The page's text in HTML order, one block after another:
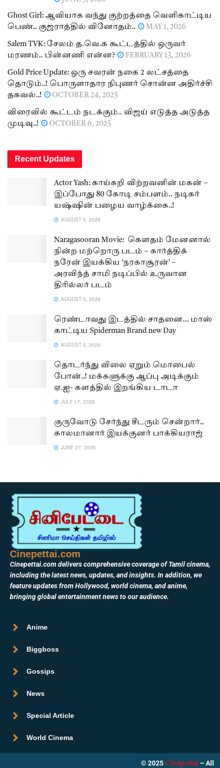
Ghost Girl: ஆவியாக வந்து குற்றத்தை வெளிகாட்டிய
பெண்.. குஜராத்தில் வினோதம்..
MAY 1, 2026
Salem TVK: சேலம் த.வெ.க கூட்டத்தில் ஒருவர்
மரணம்.. பின்னணி என்ன?
FEBRUARY 13, 2026
Gold Price Update: ஒரு சவரன் நகை 2 லட்சத்தை
தொடும்..! பொருளாதார நிபுணர் சொன்ன அதிர்ச்சி
தகவல்..!
OCTOBER 24, 2025
விரைவில் கூட்டம் நடக்கும்.. விஜய் எடுத்த அடுத்த
முடிவு..!
OCTOBER 6, 2025
Recent Updates
Actor Yash: காய்கறி விற்றவனின் மகன் –
இப்போது 80 கோடி சம்பளம்.. நடிகர்
யஷ்ஷின் பழைய வாழ்க்கை..!
AUGUST 5, 2026
Naragasooran Movie: கௌதம் மேனனால்
நின்ற மற்றொரு படம் – கார்த்திக்
நரேன் இயக்கிய ‘நரகாசூரன்’ –
அரவிந்த் சாமி நடிப்பில் உருவான
திரில்லர் படம்
AUGUST 5, 2026
ரெண்டாவது இடத்தில் சாதனை… மாஸ்
காட்டிய Spiderman Brand new Day
AUGUST 5, 2026
தொடர்ந்து விலை ஏறும் மொபைல்
போன்..! மக்களுக்கு ஆப்பு அடிக்கும்
ஏ.ஐ- களத்தில் இறங்கிய டாடா
JULY 17, 2026
குருவோடு சேர்ந்து சீடரும் சென்றார்..
காலமானார் இயக்குனர் பாக்கியராஜ்
JUNE 27, 2026
Cinepettai.com
Cinepettai.com delivers comprehensive coverage of Tamil cinema,
including the latest news, updates, and insights. In addition, we
feature updates from Hollywood, world cinema, and anime,
bringing global entertainment news to our audience.
Anime
Biggboss
Gossips
News
Special Article
World Cinema
© 2025 Cinepettai – All